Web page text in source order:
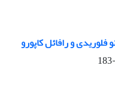
فلوریدی و رافائل کاپورو